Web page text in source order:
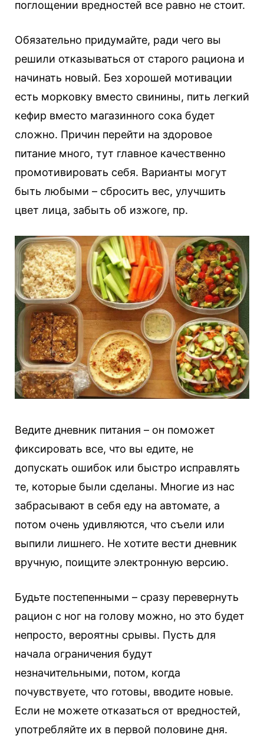
поглощении вредностей все равно не стоит.
Обязательно придумайте, ради чего вы
решили отказываться от старого рациона и
начинать новый. Без хорошей мотивации
есть морковку вместо свинины, пить легкий
кефир вместо магазинного сока будет
сложно. Причин перейти на здоровое
питание много, тут главное качественно
промотивировать себя. Варианты могут
быть любыми – сбросить вес, улучшить
цвет лица, забыть об изжоге, пр.
Ведите дневник питания – он поможет
фиксировать все, что вы едите, не
допускать ошибок или быстро исправлять
те, которые были сделаны. Многие из нас
забрасывают в себя еду на автомате, а
потом очень удивляются, что съели или
выпили лишнего. Не хотите вести дневник
вручную, поищите электронную версию.
Будьте постепенными – сразу перевернуть
рацион с ног на голову можно, но это будет
непросто, вероятны срывы. Пусть для
начала ограничения будут
незначительными, потом, когда
почувствуете, что готовы, вводите новые.
Если не можете отказаться от вредностей,
употребляйте их в первой половине дня.